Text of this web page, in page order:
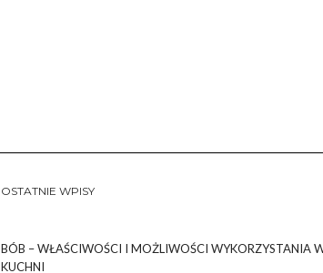
OSTATNIE WPISY
BÓB – WŁAŚCIWOŚCI I MOŻLIWOŚCI WYKORZYSTANIA
KUCHNI